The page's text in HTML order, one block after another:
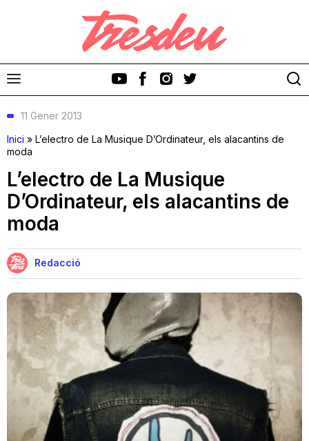
Discos
Festivals
Teatre
Internet
11 Gener 2013
Inici » L’electro de La Musique D’Ordinateur, els alacantins de
moda
L’electro de La Musique
D’Ordinateur, els alacantins de
moda
Redacció